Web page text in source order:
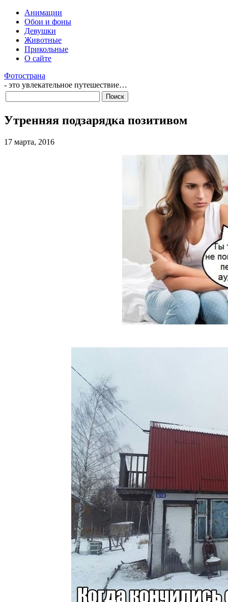
Анимации
Обои и фоны
Девушки
Животные
Прикольные
О сайте
Фотострана
- это увлекательное путешествие…
Утренняя подзарядка позитивом
17 марта, 2016